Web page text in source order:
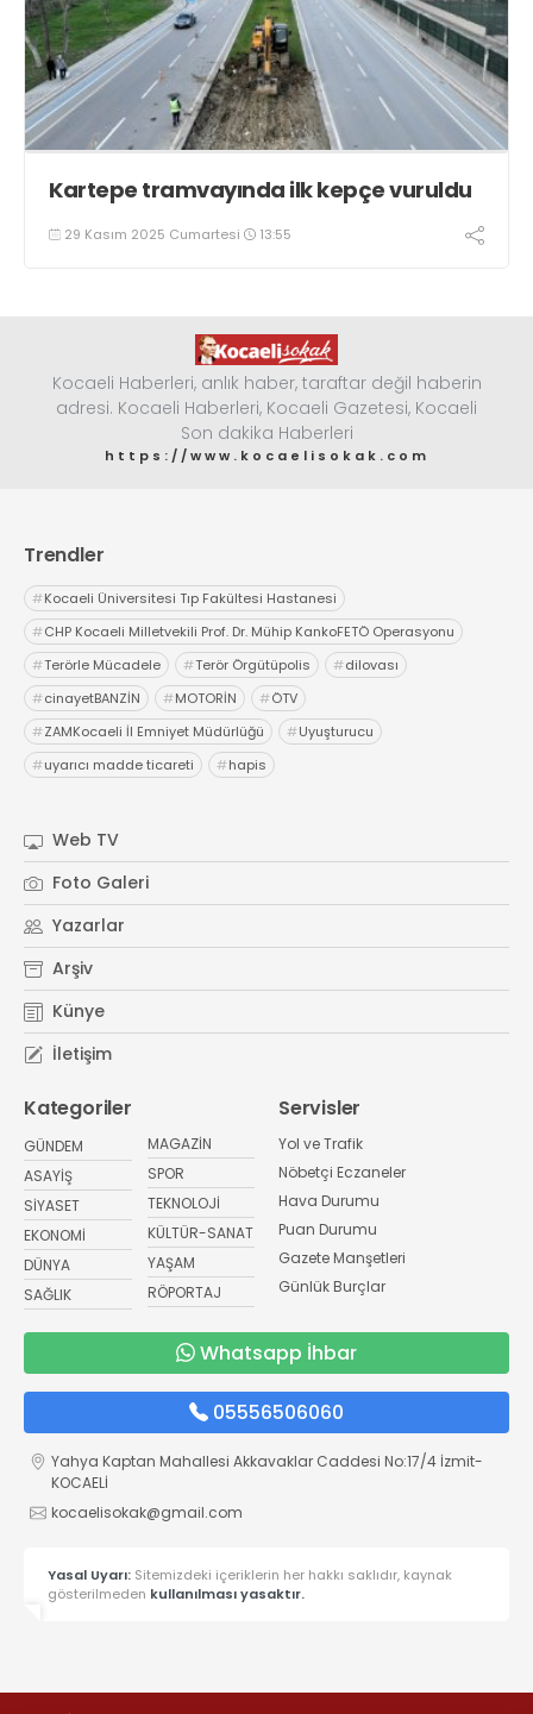
Kartepe tramvayında ilk kepçe vuruldu
29 Kasım 2025 Cumartesi 13:55
Kocaeli Haberleri, anlık haber, taraftar değil haberin
adresi. Kocaeli Haberleri, Kocaeli Gazetesi, Kocaeli
Son dakika Haberleri
https://www.kocaelisokak.com
Trendler
#Kocaeli Üniversitesi Tıp Fakültesi Hastanesi
#CHP Kocaeli Milletvekili Prof. Dr. Mühip KankoFETÖ Operasyonu
#Terörle Mücadele #Terör Örgütüpolis #dilovası
#cinayetBANZİN #MOTORİN #ÖTV
#ZAMKocaeli İl Emniyet Müdürlüğü #Uyuşturucu
#uyarıcı madde ticareti #hapis
Web TV
Foto Galeri
Yazarlar
Arşiv
Künye
İletişim
Kategoriler
GÜNDEM
ASAYİŞ
SİYASET
EKONOMİ
DÜNYA
SAĞLIK
MAGAZİN
SPOR
TEKNOLOJİ
KÜLTÜR-SANAT
YAŞAM
RÖPORTAJ
Servisler
Yol ve Trafik
Nöbetçi Eczaneler
Hava Durumu
Puan Durumu
Gazete Manşetleri
Günlük Burçlar
Whatsapp İhbar
05556506060
Yahya Kaptan Mahallesi Akkavaklar Caddesi No:17/4 İzmit-
KOCAELİ
kocaelisokak@gmail.com
Yasal Uyarı: Sitemizdeki içeriklerin her hakkı saklıdır, kaynak
gösterilmeden kullanılması yasaktır.